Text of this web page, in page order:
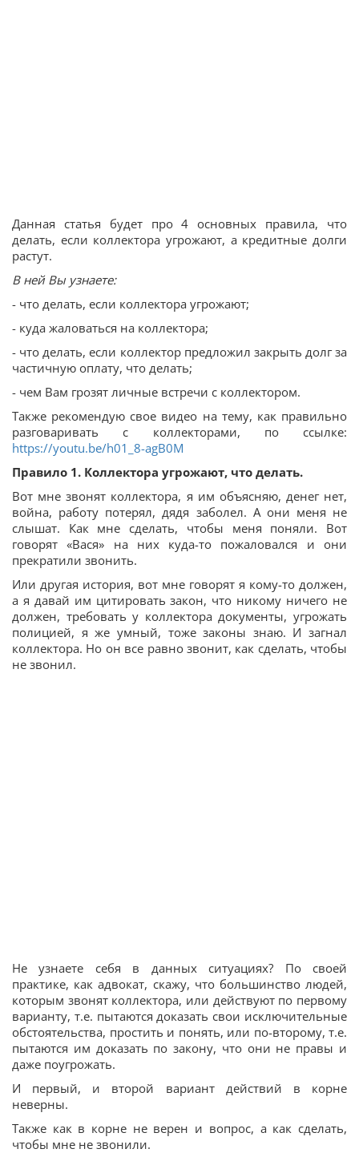
Данная статья будет про 4 основных правила, что
делать, если коллектора угрожают, а кредитные долги
растут.
В ней Вы узнаете:
- что делать, если коллектора угрожают;
- куда жаловаться на коллектора;
- что делать, если коллектор предложил закрыть долг за
частичную оплату, что делать;
- чем Вам грозят личные встречи с коллектором.
Также рекомендую свое видео на тему, как правильно
разговаривать с коллекторами, по ссылке:
https://youtu.be/h01_8-agB0M
Правило 1. Коллектора угрожают, что делать.
Вот мне звонят коллектора, я им объясняю, денег нет,
война, работу потерял, дядя заболел. А они меня не
слышат. Как мне сделать, чтобы меня поняли. Вот
говорят «Вася» на них куда-то пожаловался и они
прекратили звонить.
Или другая история, вот мне говорят я кому-то должен,
а я давай им цитировать закон, что никому ничего не
должен, требовать у коллектора документы, угрожать
полицией, я же умный, тоже законы знаю. И загнал
коллектора. Но он все равно звонит, как сделать, чтобы
не звонил.
Не узнаете себя в данных ситуациях? По своей
практике, как адвокат, скажу, что большинство людей,
которым звонят коллектора, или действуют по первому
варианту, т.е. пытаются доказать свои исключительные
обстоятельства, простить и понять, или по-второму, т.е.
пытаются им доказать по закону, что они не правы и
даже поугрожать.
И первый, и второй вариант действий в корне
неверны.
Также как в корне не верен и вопрос, а как сделать,
чтобы мне не звонили.